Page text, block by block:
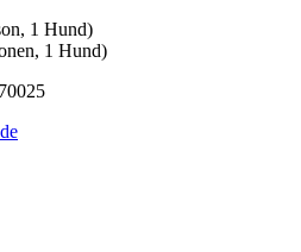
1 Hund)
1 Hund)